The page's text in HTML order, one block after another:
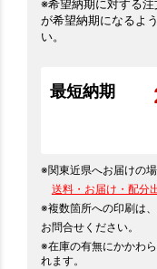
※希望納期に対する
が希望納期になるよ
い。
最短納期
※関東近県へお届けの場
送料・お届け・配分
※複数箇所への印刷は
お問合せください。
※在庫の有無にかかわ
れます。